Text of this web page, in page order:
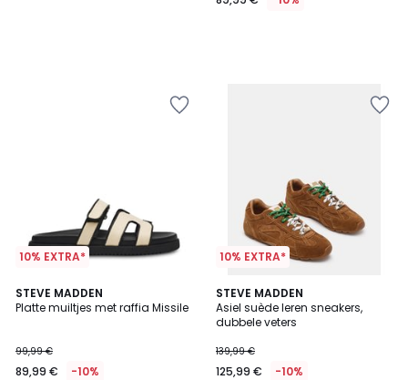
10% EXTRA*
STEVE MADDEN
Platte muiltjes met raffia Missile
99,99 €
89,99 € -10%
10% EXTRA*
STEVE MADDEN
Asiel suède leren sneakers,
dubbele veters
139,99 €
125,99 € -10%
5
/
5